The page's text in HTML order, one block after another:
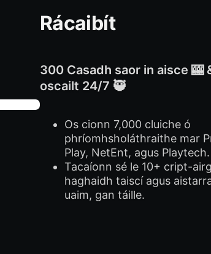
Rácaibít
300 Casadh saor in aisce 🎰
oscailt 24/7 🥷
Os cionn 7,000 cluiche ó
phríomhsholáthraithe mar
Play, NetEnt, agus Playtech.
Tacaíonn sé le 10+ cript-
haghaidh taiscí agus
uaim, gan táille.